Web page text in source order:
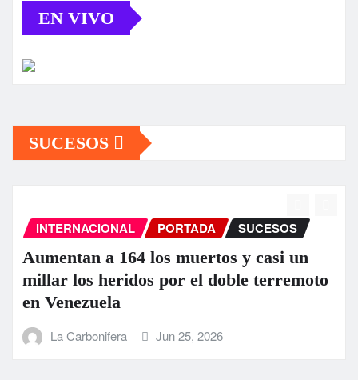
EN VIVO
SUCESOS
ESTATAL PORTADA SUCESOS
GOBIERNO DE COAHUILA,
FUERZAS ARMADAS Y
ATIENDEN EN CONJUNTO